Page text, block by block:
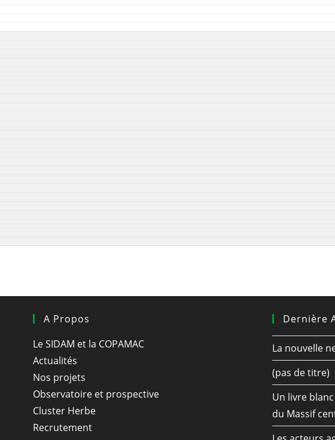
A Propos
Le SIDAM et la COPAMAC
Actualités
Nos projets
Observatoire et prospective
Cluster Herbe
Recrutement
Dernière
La nouvelle
(pas de titre)
Un livre
du Massif